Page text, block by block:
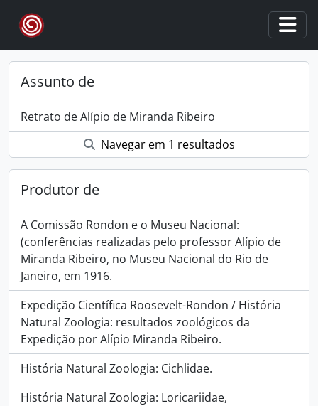
Skip to main content
Assunto de
Retrato de Alípio de Miranda Ribeiro
Navegar em 1 resultados
Produtor de
A Comissão Rondon e o Museu Nacional:
(conferências realizadas pelo professor Alípio de
Miranda Ribeiro, no Museu Nacional do Rio de
Janeiro, em 1916.
Expedição Científica Roosevelt-Rondon / História
Natural Zoologia: resultados zoológicos da
Expedição por Alípio Miranda Ribeiro.
História Natural Zoologia: Cichlidae.
História Natural Zoologia: Loricariidae,